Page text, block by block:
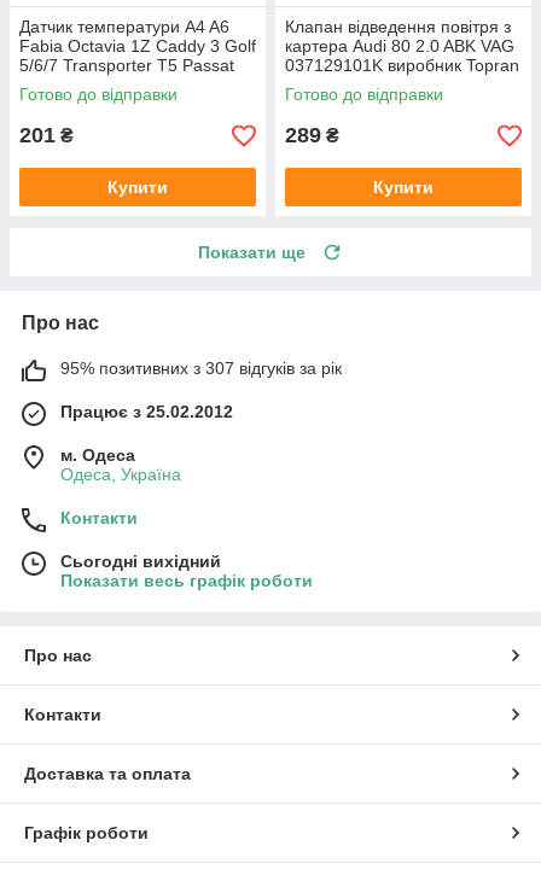
Датчик температури A4 A6
Fabia Octavia 1Z Caddy 3 Golf
5/6/7 Transporter T5 Passat
B6 (колір сірий)
Готово до відправки
201 ₴
Купити
Клапан відведення повітря з
картера Audi 80 2.0 ABK VAG
037129101K виробник Topran
Німеччина
Готово до відправки
289 ₴
Купити
Показати ще
Про нас
95% позитивних з 307 відгуків за рік
Працює з 25.02.2012
м. Одеса
Одеса, Україна
Контакти
Сьогодні вихідний
Показати весь графік роботи
Про нас
Контакти
Доставка та оплата
Графік роботи